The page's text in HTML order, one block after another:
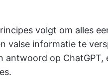
volgt om alles
valse informatie te
antwoord op ChatGPT,